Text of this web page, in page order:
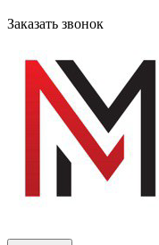
Заказать звонок